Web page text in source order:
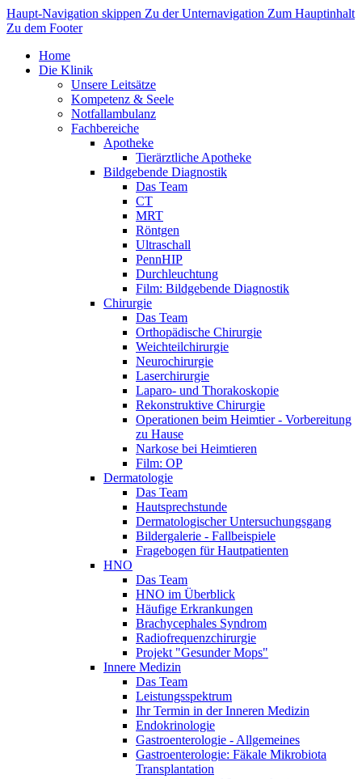
Haupt-Navigation skippen Zu der Unternavigation Zum Hauptinhalt
Zu dem Footer
Home
Die Klinik
Unsere Leitsätze
Kompetenz & Seele
Notfallambulanz
Fachbereiche
Apotheke
Tierärztliche Apotheke
Bildgebende Diagnostik
Das Team
CT
MRT
Röntgen
Ultraschall
PennHIP
Durchleuchtung
Film: Bildgebende Diagnostik
Chirurgie
Das Team
Orthopädische Chirurgie
Weichteilchirurgie
Neurochirurgie
Laserchirurgie
Laparo- und Thorakoskopie
Rekonstruktive Chirurgie
Operationen beim Heimtier - Vorbereitung
zu Hause
Narkose bei Heimtieren
Film: OP
Dermatologie
Das Team
Hautsprechstunde
Dermatologischer Untersuchungsgang
Bildergalerie - Fallbeispiele
Fragebogen für Hautpatienten
HNO
Das Team
HNO im Überblick
Häufige Erkrankungen
Brachycephales Syndrom
Radiofrequenzchirurgie
Projekt "Gesunder Mops"
Innere Medizin
Das Team
Leistungsspektrum
Ihr Termin in der Inneren Medizin
Endokrinologie
Gastroenterologie - Allgemeines
Gastroenterologie: Fäkale Mikrobiota
Transplantation